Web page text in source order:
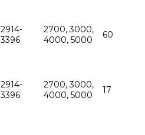
2914-
3396
2700, 3000,
4000, 5000
60
2914-
3396
2700, 3000,
4000, 5000
17